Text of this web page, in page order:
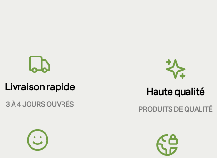
Livraison rapide
3 À 4 JOURS OUVRÉS
Haute qualité
PRODUITS DE QUALITÉ